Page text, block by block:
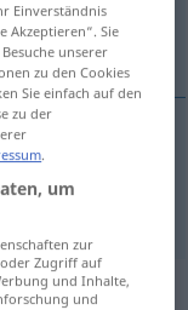
Einverständnis
Akzeptieren“. Sie
unserer
zu den Cookies
Sie einfach auf den
zu der
.
um
zur
Zugriff auf
und Inhalte,
und